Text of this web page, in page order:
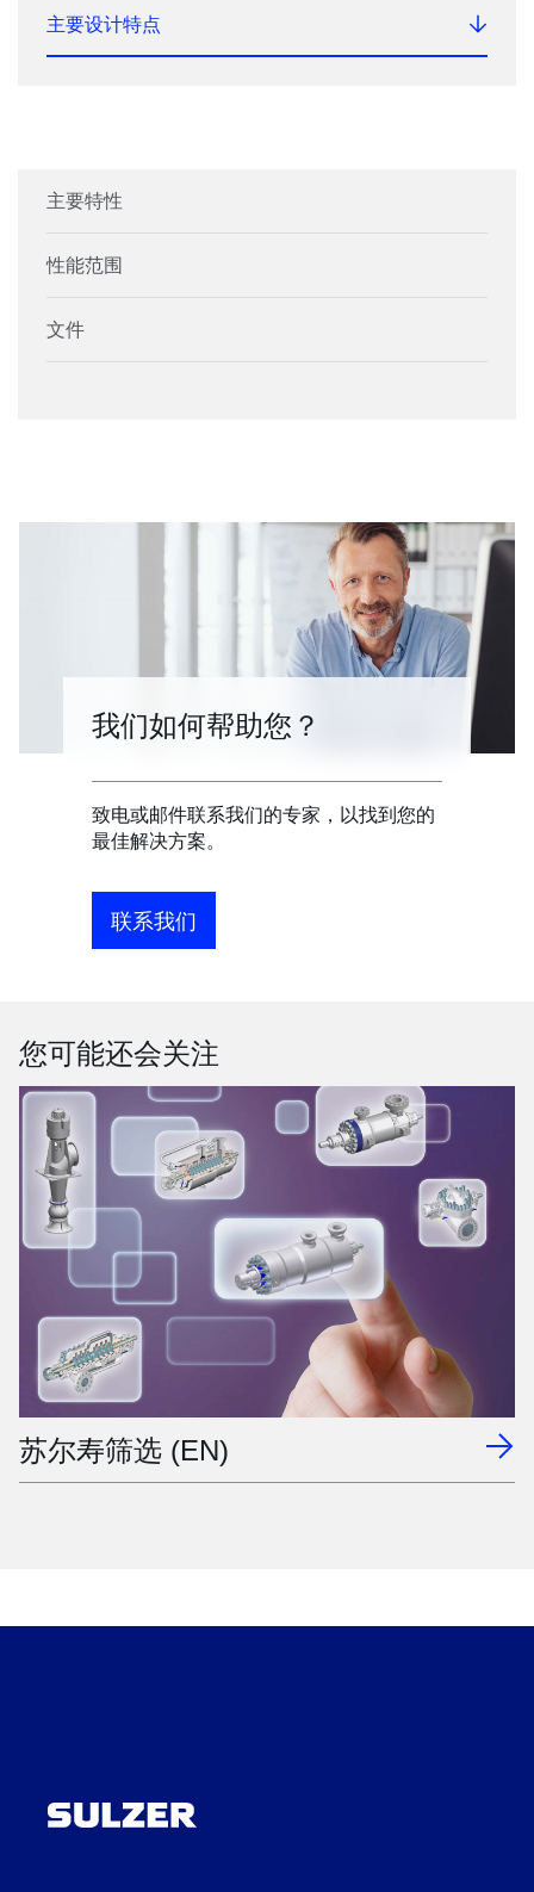
主要设计特点
主要特性
性能范围
文件
我们如何帮助您？
致电或邮件联系我们的专家，以找到您的
最佳解决方案。
联系我们
您可能还会关注
苏尔寿筛选 (EN)